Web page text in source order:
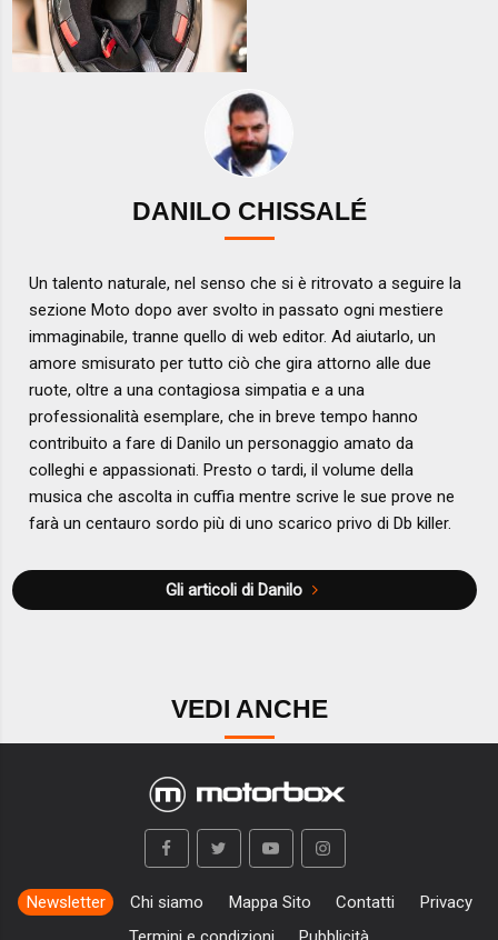
DANILO CHISSALÉ
Un talento naturale, nel senso che si è ritrovato a seguire la
sezione Moto dopo aver svolto in passato ogni mestiere
immaginabile, tranne quello di web editor. Ad aiutarlo, un
amore smisurato per tutto ciò che gira attorno alle due
ruote, oltre a una contagiosa simpatia e a una
professionalità esemplare, che in breve tempo hanno
contribuito a fare di Danilo un personaggio amato da
colleghi e appassionati. Presto o tardi, il volume della
musica che ascolta in cuffia mentre scrive le sue prove ne
farà un centauro sordo più di uno scarico privo di Db killer.
Gli articoli di Danilo
VEDI ANCHE
Newsletter Chi siamo Mappa Sito Contatti
Privacy